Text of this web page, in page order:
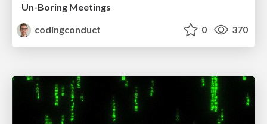
Un-Boring Meetings
codingconduct
0 370